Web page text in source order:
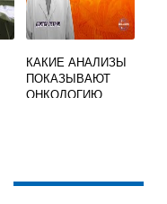
КАКИЕ АНАЛИЗЫ
ПОКАЗЫВАЮТ
ОНКОЛОГИЮ